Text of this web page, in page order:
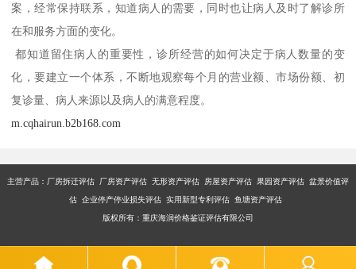
案，经常保持联系，知道病人的需要，同时也让病人及时了解诊所
在和服务方面的变化。
都知道留住病人的重要性，诊所经营的如何决定于病人数量的变
化，要建立一个体系，不断地观察每个月的营业额、市场份额、初
复诊量、病人来源以及病人的满意程度。
m.cqhairun.b2b168.com
主营产品：厂房拆迁评估 厂房资产评估 无形资产评估 房屋资产评估 果园资产评估 盆景价值评
估 企业停产停业损失评估 实用新型专利评估 鱼塘资产评估
版权所有：重庆海润价格鉴证评估有限公司